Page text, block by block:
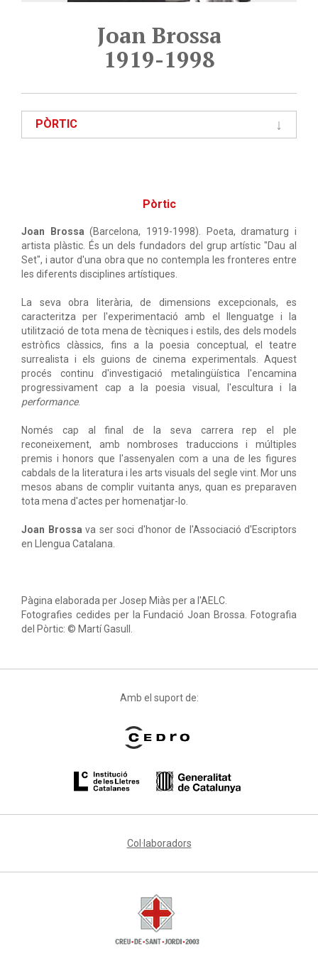
Joan Brossa
1919-1998
PÒRTIC
Pòrtic
Joan Brossa (Barcelona, 1919-1998). Poeta, dramaturg i
artista plàstic. És un dels fundadors del grup artístic "Dau al
Set", i autor d'una obra que no contempla les fronteres entre
les diferents disciplines artístiques.
La seva obra literària, de dimensions excepcionals, es
caracteritza per l'experimentació amb el llenguatge i la
utilització de tota mena de tècniques i estils, des dels models
estròfics clàssics, fins a la poesia conceptual, el teatre
surrealista i els guions de cinema experimentals. Aquest
procés continu d'investigació metalingüística l'encamina
progressivament cap a la poesia visual, l'escultura i la
performance.
Només cap al final de la seva carrera rep el ple
reconeixement, amb nombroses traduccions i múltiples
premis i honors que l'assenyalen com a una de les figures
cabdals de la literatura i les arts visuals del segle vint. Mor uns
mesos abans de complir vuitanta anys, quan es preparaven
tota mena d'actes per homenatjar-lo.
Joan Brossa va ser soci d'honor de l'Associació d'Escriptors
en Llengua Catalana.
Pàgina elaborada per Josep Miàs per a l'AELC.
Fotografies cedides per la Fundació Joan Brossa. Fotografia
del Pòrtic: © Martí Gasull.
Amb el suport de:
Col·laboradors